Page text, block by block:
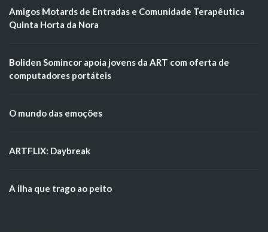
Amigos Motards de Entradas e Comunidade Terapêutica
Quinta Horta da Nora
Boliden Somincor apoia jovens da ART com oferta de
computadores portáteis
O mundo das emoções
ARTFLIX: Daybreak
A ilha que trago ao peito